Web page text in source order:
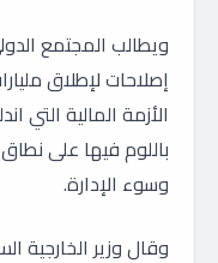
ويطالب المجتمع
إصلاحات لإطلاق
باللوم فيها على
وسوء الإدارة.
وقال وزير الخارجية